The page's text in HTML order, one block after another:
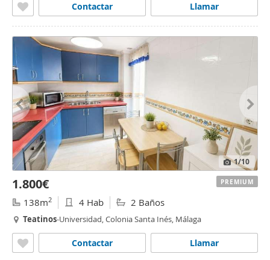
Llamar
Contactar
1/10
1.800€
138m2 4 Hab 2 Baños
Teatinos-Universidad, Colonia Santa Inés, Málaga
Llamar
Contactar
PREMIUM